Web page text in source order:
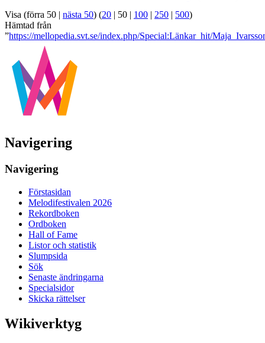
Visa (förra 50 | nästa 50) (20 | 50 | 100 | 250 | 500)
Hämtad från
”https://mellopedia.svt.se/index.php/Special:Länkar_hit/
Navigering
Navigering
Förstasidan
Melodifestivalen 2026
Rekordboken
Ordboken
Hall of Fame
Listor och statistik
Slumpsida
Sök
Senaste ändringarna
Specialsidor
Skicka rättelser
Wikiverktyg